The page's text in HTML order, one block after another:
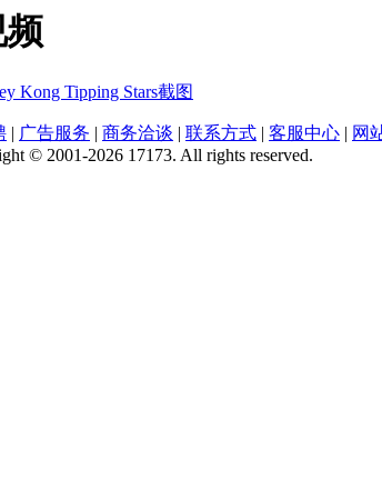
频
Kong Tipping Stars截图
| 广告服务 | 商务洽谈 | 联系方式 | 客服中心 | 网
© 2001-2026 17173. All rights reserved.